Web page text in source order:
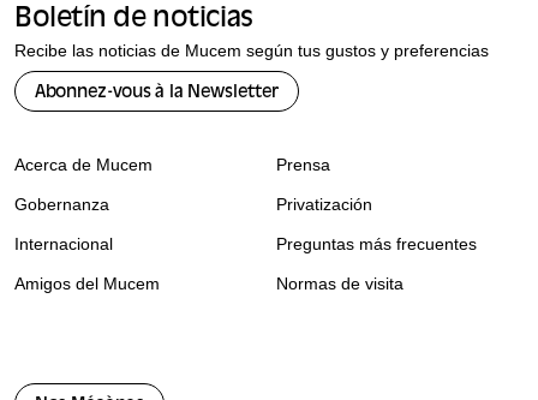
Boletín de noticias
Recibe las noticias de Mucem según tus gustos y preferencias
Abonnez-vous à la Newsletter
Acerca de Mucem
Gobernanza
Internacional
Amigos del Mucem
Prensa
Privatización
Preguntas más frecuentes
Normas de visita